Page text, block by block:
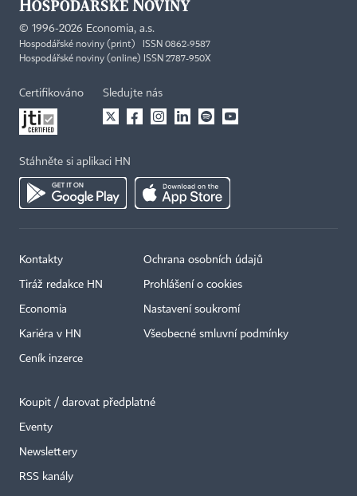
© 1996-2026 Economia, a.s.
Hospodářské noviny (print) ISSN 0862-9587
Hospodářské noviny (online) ISSN 2787-950X
Certifikováno Sledujte nás
Stáhněte si aplikaci HN
Kontakty
Tiráž redakce HN
Economia
Kariéra v HN
Ceník inzerce
Ochrana osobních údajů
Prohlášení o cookies
Nastavení soukromí
Všeobecné smluvní podmínky
Koupit / darovat předplatné
Eventy
Newslettery
RSS kanály